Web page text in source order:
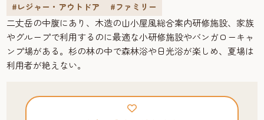
#レジャー・アウトドア #ファミリー
二丈岳の中腹にあり、木造の山小屋風総合案内研修施設、家族
やグループで利用するのに最適な小研修施設やバンガローキャ
ンプ場がある。杉の林の中で森林浴や日光浴が楽しめ、夏場は
利用者が絶えない。